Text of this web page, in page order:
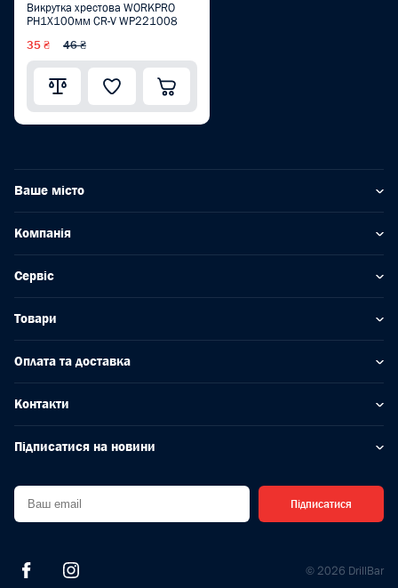
Викрутка хрестова WORKPRO
PH1X100мм CR-V WP221008
35 ₴ 46 ₴
Ваше місто
Компанія
Сервіс
Товари
Оплата та доставка
Контакти
Підписатися на новини
Підписатися
© 2026 DrillBar